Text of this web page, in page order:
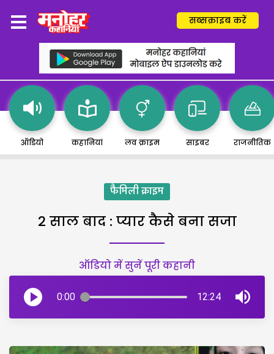
सब्सक्राइब करें
ऑडियो कहानियां लव क्राइम साइबर राजनीतिक
फैमिली क्राइम
2 साल बाद : प्यार कैसे बना सजा
ऑडियो में सुनें पूरी कहानी
0:00 12:24